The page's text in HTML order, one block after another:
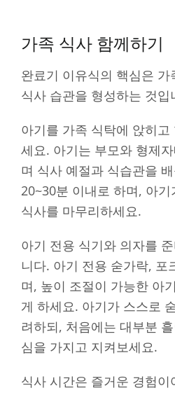
가족 식사 함께하기
완료기 이유식의 핵심은 가
식사 습관을 형성하는 것입
아기를 가족 식탁에 앉히
세요. 아기는 부모와 형제
며 식사 예절과 식습관을
20~30분 이내로 하며, 아
식사를 마무리하세요.
아기 전용 식기와 의자를
니다. 아기 전용 숟가락, 포
며, 높이 조절이 가능한 아
게 하세요. 아기가 스스로
려하되, 처음에는 대부분
심을 가지고 지켜보세요.
식사 시간은 즐거운 경험